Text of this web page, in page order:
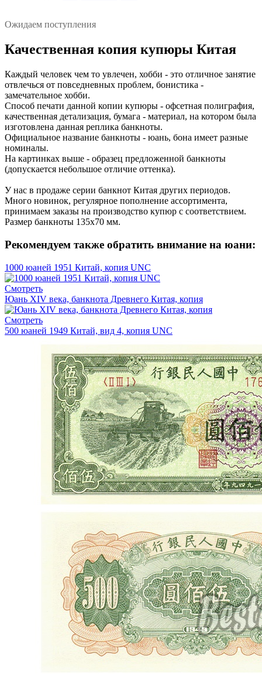
Ожидаем поступления
Качественная копия купюры Китая
Каждый человек чем то увлечен, хобби - это отличное занятие
отвлечься от повседневных проблем, бонистика -
замечательное хобби.
Способ печати данной копии купюры - офсетная полиграфия,
качественная детализация, бумага - материал, на котором была
изготовлена данная реплика банкноты.
Официальное название банкноты - юань, бона имеет разные
номиналы.
На картинках выше - образец предложенной банкноты
(допускается небольшое отличие оттенка).
У нас в продаже серии банкнот Китая других периодов.
Много новинок, регулярное пополнение ассортимента,
принимаем заказы на производство купюр с соответствием.
Размер банкноты 135х70 мм.
Рекомендуем также обратить внимание на юани:
1000 юаней 1951 Китай, копия UNC
Смотреть
Юань XIV века, банкнота Древнего Китая, копия
Смотреть
500 юаней 1949 Китай, вид 4, копия UNC